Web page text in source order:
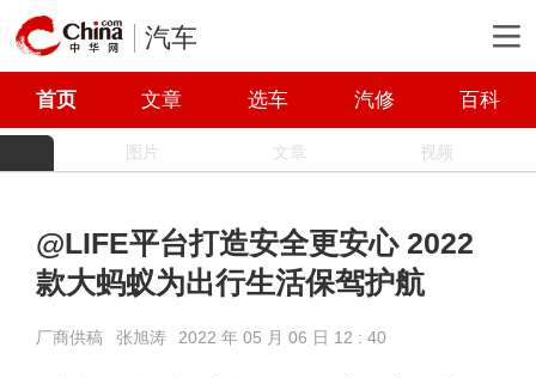
汽车
首页 文章 选车 汽修 百科
图片 文章 视频
@LIFE平台打造安全更安心 2022
款大蚂蚁为出行生活保驾护航
厂商供稿 张旭涛 2022 年 05 月 06 日 12 : 40